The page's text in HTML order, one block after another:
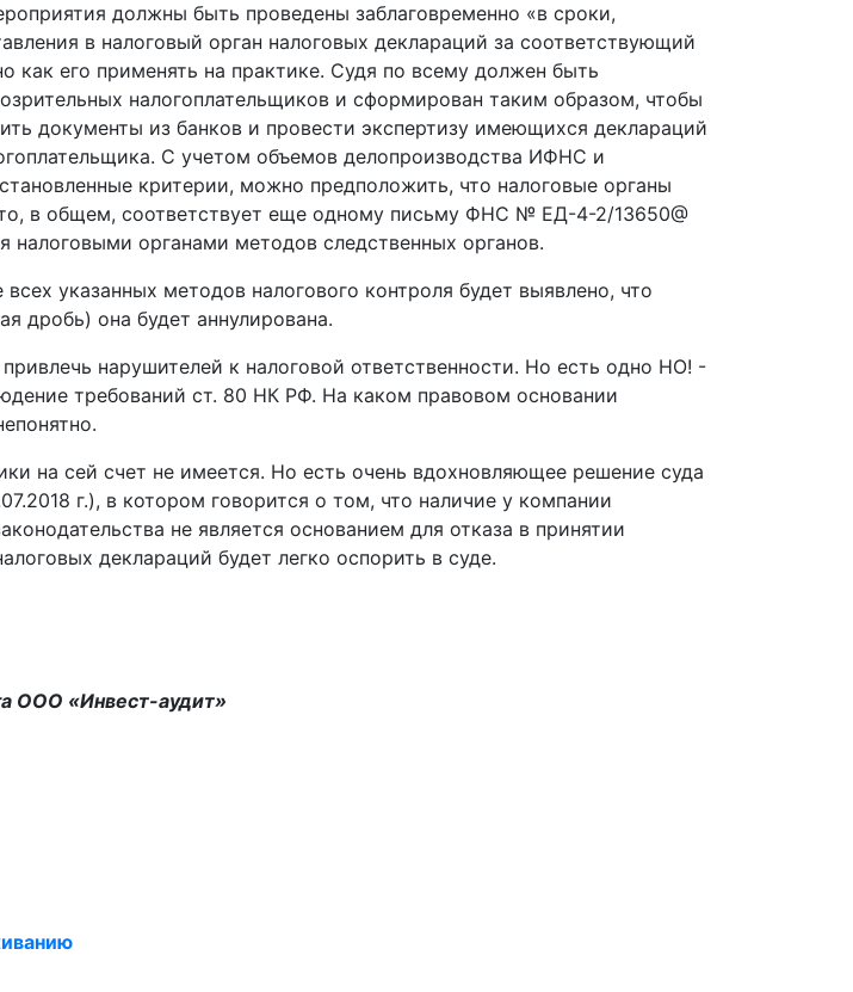
должны быть проведены заблаговременно «в сроки,
в налоговый орган налоговых деклараций за соответствующий
как его применять на практике. Судя по всему должен быть
налогоплательщиков и сформирован таким образом, чтобы
документы из банков и провести экспертизу имеющихся деклараций
С учетом объемов делопроизводства ИФНС и
критерии, можно предположить, что налоговые органы
в общем, соответствует еще одному письму ФНС № ЕД-4-2/13650@
налоговыми органами методов следственных органов.
указанных методов налогового контроля будет выявлено, что
дробь) она будет аннулирована.
нарушителей к налоговой ответственности. Но есть одно НО! -
требований ст. 80 НК РФ. На каком правовом основании
на сей счет не имеется. Но есть очень вдохновляющее решение суда
г.), в котором говорится о том, что наличие у компании
не является основанием для отказа в принятии
деклараций будет легко оспорить в суде.
ООО «Инвест-аудит»